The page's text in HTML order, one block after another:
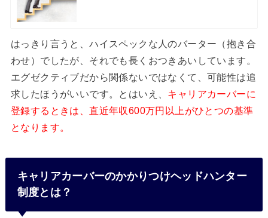
はっきり言うと、ハイスペックな人のバーター（抱き合
わせ）でしたが、それでも長くおつきあいしています。
エグゼクティブだから関係ないではなくて、可能性は追
求したほうがいいです。とはいえ、 キャリアカーバーに
登録するときは、直近年収600万円以上がひとつの基準
となります。
キャリアカーバーのかかりつけヘッドハンター
制度とは？